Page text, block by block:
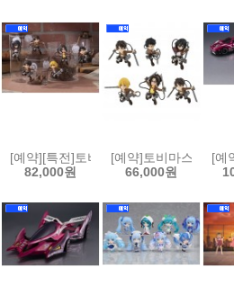
[예약][특전]토비마스 진격의 거인(6개
82,000원
[예약]토비마스 진격
66,000원
[예